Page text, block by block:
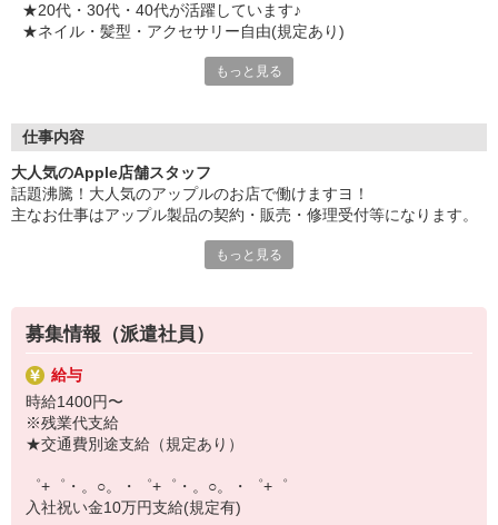
★20代・30代・40代が活躍しています♪
★ネイル・髪型・アクセサリー自由(規定あり)
シエロのスタッフは9割が未経験スタート。
一度身に着けた知識は、
丁寧な研修もあるので、
みなさんから働きやすいと好評です♪
最新アプリ事情やお得なプラン、
スマホの裏ワザを学べるチャンス♪
￣￣￣￣￣￣￣￣￣￣￣
▼オフィスワーク
事務、経理、データ入力、コールセンター、受付
▼工場・製造・軽作業系
機械/食品製造・梱包・仕分け・加工・組立・検査
▼美容系
眉毛サロンのアイブロウ・ネイリスト・エステ
▼営業・販売
法人営業・アパレル販売・個別指導塾・人材紹介
▼人気案件も多数♪
短期・期間限定・オープニング・官公庁案件
もっと見る
仕事内容
大人気のApple店舗スタッフ
話題沸騰！大人気のアップルのお店で働けますヨ！
主なお仕事はアップル製品の契約・販売・修理受付等になります。
■携帯やインターネット販売業務
docomo(ドコモ)/au(エーユー)・KDDI/softbank(ソフトバンク)など
の大手キャリアから
ワイモバイル(Y!mobille)、楽天モバイル、UQなど格安スマホまで幅
広く紹介可能♪
人気のApple（アップル）店舗もございます！
もっと見る
募集情報（派遣社員）
給与
時給1400円〜
※残業代支給
★交通費別途支給（規定あり）
゜+゜・。○。・゜+゜・。○。・゜+゜
入社祝い金10万円支給(規定有)